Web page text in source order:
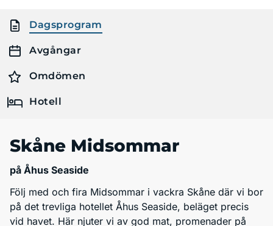
Dagsprogram
Avgångar
Omdömen
Hotell
Skåne Midsommar
på Åhus Seaside
Följ med och fira Midsommar i vackra Skåne där vi bor
på det trevliga hotellet Åhus Seaside, beläget precis
vid havet. Här njuter vi av god mat, promenader på